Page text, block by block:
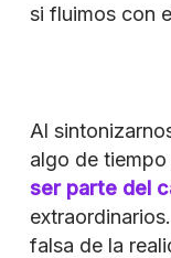
si fluimos con
Al
algo de
ser parte del
falsa de la